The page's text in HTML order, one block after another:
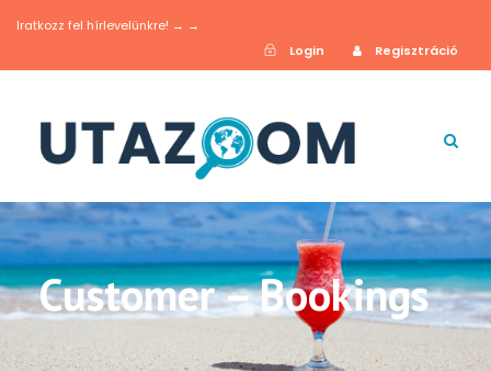
Iratkozz fel hírlevelünkre! → →
Login
Regisztráció
Customer – Bookings